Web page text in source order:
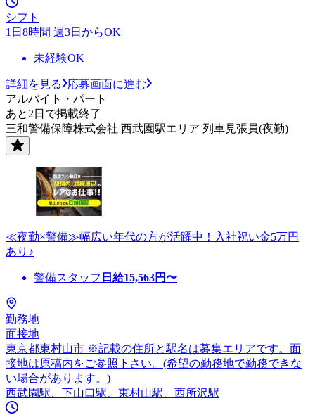
シフト
1日8時間 週3日からOK
未経験OK
詳細を見る
応募画面に進む
アルバイト・パート
あと2日で掲載終了
三和警備保障株式会社 西武園駅エリア 列車見張員(夜勤)
≪夜勤×警備≫幅広い年代の方が活躍中！入社祝い金5万円
あり♪
警備スタッフ 日給15,563円〜
勤務地
面接地
東京都東村山市 ※記載の住所と駅名は募集エリアです。面
接地は原稿内をご参照下さい。(希望の勤務地で勤務できな
い場合があります。)
西武園駅、下山口駅、東村山駅、西所沢駅